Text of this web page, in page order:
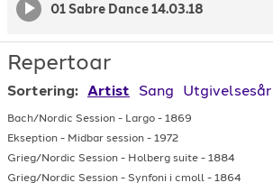
01 Sabre Dance 14.03.18
Repertoar
Sortering: Artist Sang Utgivelsesår
Bach/Nordic Session - Largo - 1869
Ekseption - Midbar session - 1972
Grieg/Nordic Session - Holberg suite - 1884
Grieg/Nordic Session - Synfoni i cmoll - 1864